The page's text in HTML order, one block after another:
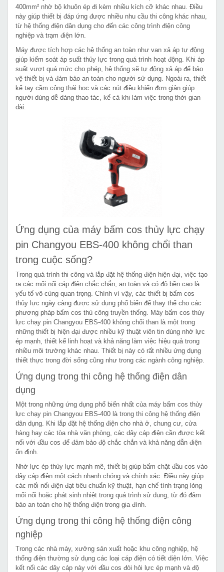
400mm² nhờ bộ khuôn ép đi kèm nhiều kích cỡ khác nhau. Điều
này giúp thiết bị đáp ứng được nhiều nhu cầu thi công khác nhau,
từ hệ thống điện dân dụng cho đến các công trình điện công
nghiệp và trạm điện lớn.
Máy được tích hợp các hệ thống an toàn như van xả áp tự động
giúp kiểm soát áp suất thủy lực trong quá trình hoạt động. Khi áp
suất vượt quá mức cho phép, hệ thống sẽ tự động xả áp để bảo
vệ thiết bị và đảm bảo an toàn cho người sử dụng. Ngoài ra, thiết
kế tay cầm công thái học và các nút điều khiển đơn giản giúp
người dùng dễ dàng thao tác, kể cả khi làm việc trong thời gian
dài.
Ứng dụng của máy bấm cos thủy lực chạy
pin Changyou EBS-400 không chổi than
trong cuộc sống?
Trong quá trình thi công và lắp đặt hệ thống điện hiện đại, việc tạo
ra các mối nối cáp điện chắc chắn, an toàn và có độ bền cao là
yếu tố vô cùng quan trọng. Chính vì vậy, các thiết bị bấm cos
thủy lực ngày càng được sử dụng phổ biến để thay thế cho các
phương pháp bấm cos thủ công truyền thống. Máy bấm cos thủy
lực chạy pin Changyou EBS-400 không chổi than là một trong
những thiết bị hiện đại được nhiều kỹ thuật viên tin dùng nhờ lực
ép mạnh, thiết kế linh hoạt và khả năng làm việc hiệu quả trong
nhiều môi trường khác nhau. Thiết bị này có rất nhiều ứng dụng
thiết thực trong đời sống cũng như trong các ngành công nghiệp.
Ứng dụng trong thi công hệ thống điện dân
dụng
Một trong những ứng dụng phổ biến nhất của máy bấm cos thủy
lực chạy pin Changyou EBS-400 là trong thi công hệ thống điện
dân dụng. Khi lắp đặt hệ thống điện cho nhà ở, chung cư, cửa
hàng hay các tòa nhà văn phòng, các dây cáp điện cần được kết
nối với đầu cos để đảm bảo độ chắc chắn và khả năng dẫn điện
ổn định.
Nhờ lực ép thủy lực mạnh mẽ, thiết bị giúp bấm chặt đầu cos vào
dây cáp điện một cách nhanh chóng và chính xác. Điều này giúp
các mối nối điện đạt tiêu chuẩn kỹ thuật, hạn chế tình trạng lỏng
mối nối hoặc phát sinh nhiệt trong quá trình sử dụng, từ đó đảm
bảo an toàn cho hệ thống điện trong gia đình.
Ứng dụng trong thi công hệ thống điện công
nghiệp
Trong các nhà máy, xưởng sản xuất hoặc khu công nghiệp, hệ
thống điện thường sử dụng các loại cáp điện có tiết diện lớn. Việc
kết nối các dây cáp này với đầu cos đòi hỏi lực ép mạnh và độ